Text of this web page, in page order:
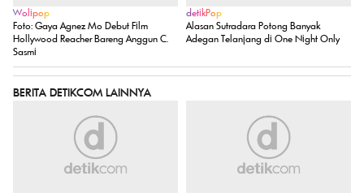
Wolipop
Foto: Gaya Agnez Mo Debut Film
Hollywood Reacher Bareng Anggun C.
Sasmi
detikPop
Alasan Sutradara Potong Banyak
Adegan Telanjang di One Night Only
BERITA DETIKCOM LAINNYA